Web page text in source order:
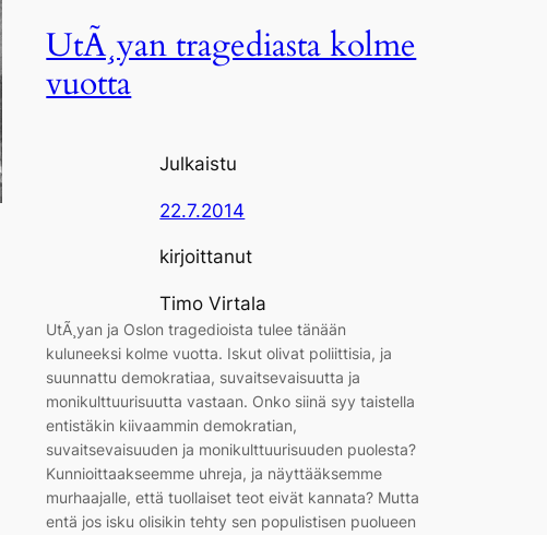
UtÃ¸yan tragediasta kolme
vuotta
Julkaistu
22.7.2014
kirjoittanut
Timo Virtala
UtÃ¸yan ja Oslon tragedioista tulee tänään
kuluneeksi kolme vuotta. Iskut olivat poliittisia, ja
suunnattu demokratiaa, suvaitsevaisuutta ja
monikulttuurisuutta vastaan. Onko siinä syy taistella
entistäkin kiivaammin demokratian,
suvaitsevaisuuden ja monikulttuurisuuden puolesta?
Kunnioittaakseemme uhreja, ja näyttääksemme
murhaajalle, että tuollaiset teot eivät kannata? Mutta
entä jos isku olisikin tehty sen populistisen puolueen